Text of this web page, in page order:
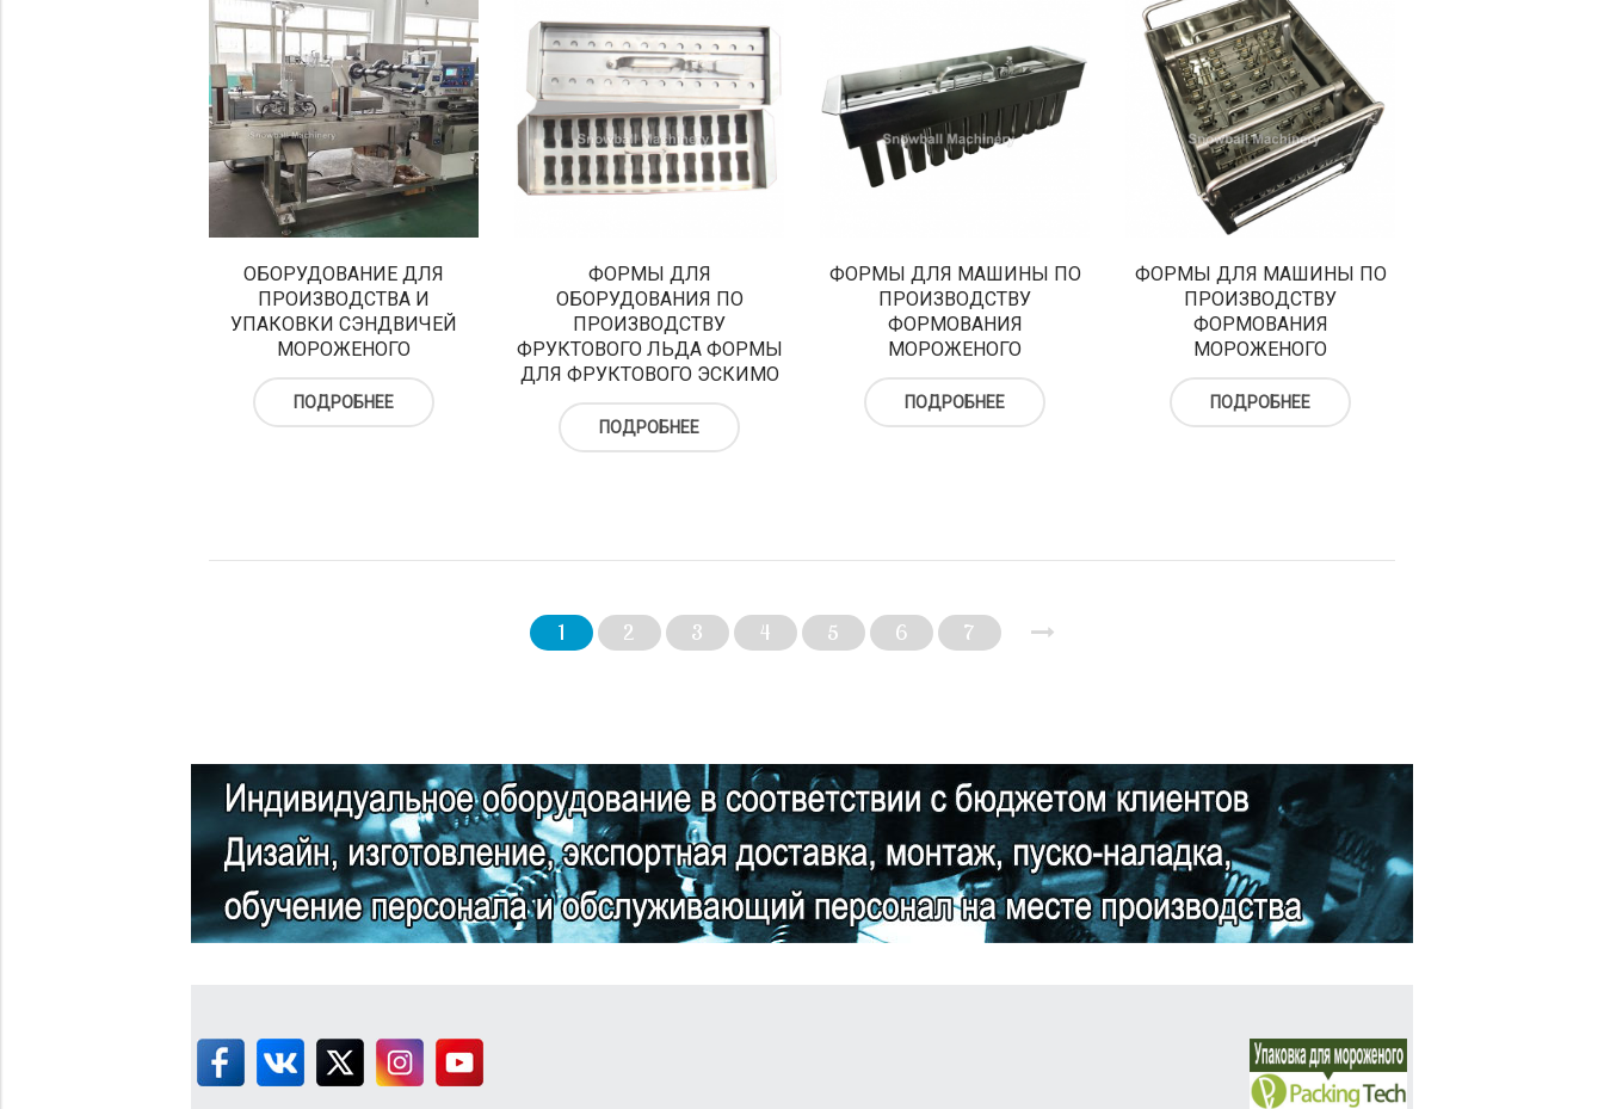
ОБОРУДОВАНИЕ ДЛЯ
ПРОИЗВОДСТВА И
УПАКОВКИ СЭНДВИЧЕЙ
МОРОЖЕНОГО
ПОДРОБНЕЕ
ФОРМЫ ДЛЯ
ОБОРУДОВАНИЯ ПО
ПРОИЗВОДСТВУ
ФРУКТОВОГО ЛЬДА ФОРМЫ
ДЛЯ ФРУКТОВОГО ЭСКИМО
ПОДРОБНЕЕ
ФОРМЫ ДЛЯ МАШИНЫ ПО
ПРОИЗВОДСТВУ
ФОРМОВАНИЯ
МОРОЖЕНОГО
ПОДРОБНЕЕ
ФОРМЫ ДЛЯ МАШИНЫ ПО
ПРОИЗВОДСТВУ
ФОРМОВАНИЯ
МОРОЖЕНОГО
ПОДРОБНЕЕ
1 2 3 4 5 6 7